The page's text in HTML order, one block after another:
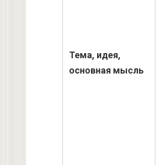
Тема, идея,
основная мысль